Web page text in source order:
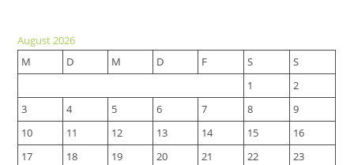
tab
new
tab
August 2026
M
D M D F S
S
1
2
3
4 5 6 7 8
9
10
11 12 13 14 15
16
17
18 19 20 21 22
23